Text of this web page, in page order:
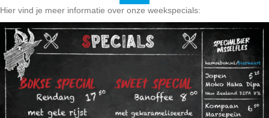
Hier vind je meer informatie over onze weekspecials: